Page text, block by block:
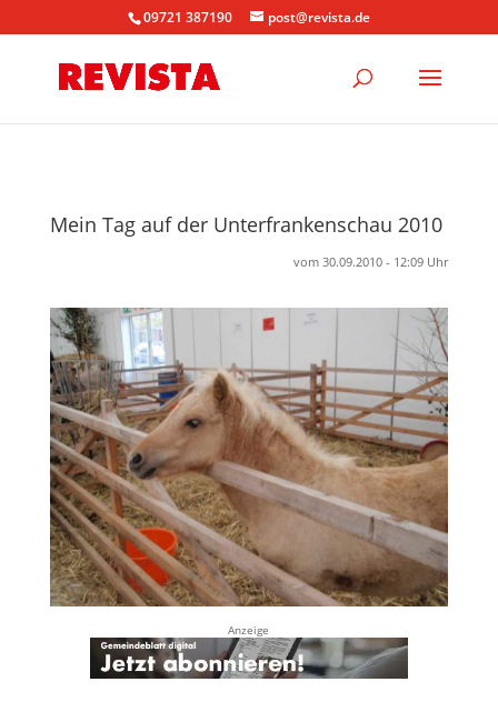
09721 387190 post@revista.de
Mein Tag auf der Unterfrankenschau 2010
vom 30.09.2010 - 12:09 Uhr
Anzeige